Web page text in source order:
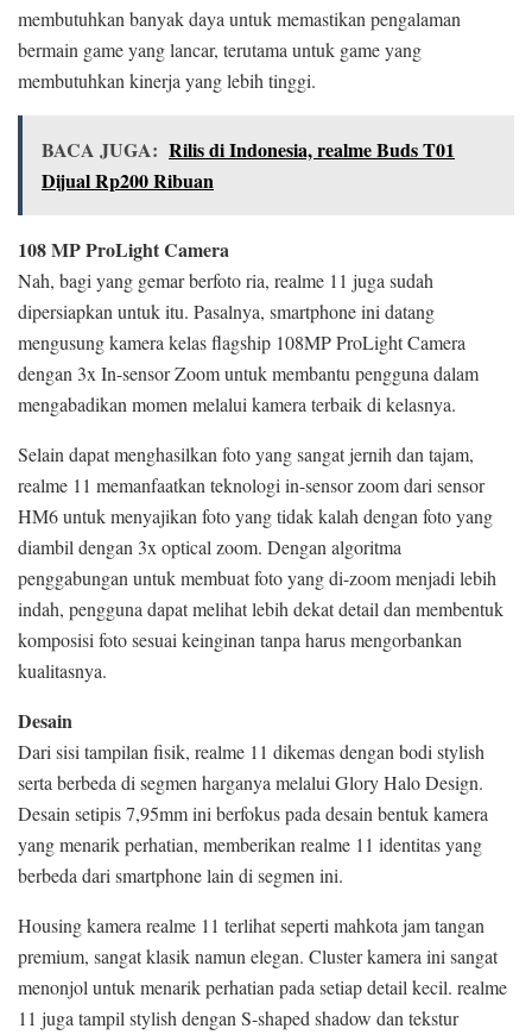
membutuhkan banyak daya untuk memastikan pengalaman
bermain game yang lancar, terutama untuk game yang
membutuhkan kinerja yang lebih tinggi.
BACA JUGA: Rilis di Indonesia, realme Buds T01
Dijual Rp200 Ribuan
108 MP ProLight Camera
Nah, bagi yang gemar berfoto ria, realme 11 juga sudah
dipersiapkan untuk itu. Pasalnya, smartphone ini datang
mengusung kamera kelas flagship 108MP ProLight Camera
dengan 3x In-sensor Zoom untuk membantu pengguna dalam
mengabadikan momen melalui kamera terbaik di kelasnya.
Selain dapat menghasilkan foto yang sangat jernih dan tajam,
realme 11 memanfaatkan teknologi in-sensor zoom dari sensor
HM6 untuk menyajikan foto yang tidak kalah dengan foto yang
diambil dengan 3x optical zoom. Dengan algoritma
penggabungan untuk membuat foto yang di-zoom menjadi lebih
indah, pengguna dapat melihat lebih dekat detail dan membentuk
komposisi foto sesuai keinginan tanpa harus mengorbankan
kualitasnya.
Desain
Dari sisi tampilan fisik, realme 11 dikemas dengan bodi stylish
serta berbeda di segmen harganya melalui Glory Halo Design.
Desain setipis 7,95mm ini berfokus pada desain bentuk kamera
yang menarik perhatian, memberikan realme 11 identitas yang
berbeda dari smartphone lain di segmen ini.
Housing kamera realme 11 terlihat seperti mahkota jam tangan
premium, sangat klasik namun elegan. Cluster kamera ini sangat
menonjol untuk menarik perhatian pada setiap detail kecil. realme
11 juga tampil stylish dengan S-shaped shadow dan tekstur